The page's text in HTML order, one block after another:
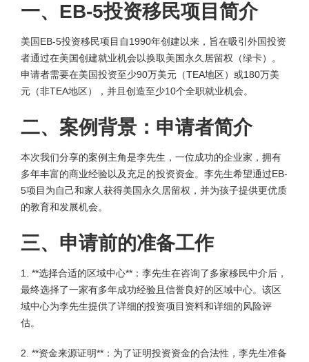
一、EB-5投资移民项目简介
美国EB-5投资移民项目自1990年创建以来，旨在吸引外国投资
者通过在美国创建就业机会以换取美国永久居留权（绿卡）。
申请者需要在美国投资至少90万美元（TEA地区）或180万美
元（非TEA地区），并且创造至少10个全职就业机会。
二、案例背景：申请者简介
本次我们分享的案例主角是李先生，一位成功的企业家，拥有
多年丰富的商业经验以及充足的投资资金。李先生希望通过EB-
5项目为自己和家人获得美国永久居留权，并为孩子提供更优质
的教育和发展机会。
三、申请前的准备工作
1. **选择合适的区域中心**：李先生在咨询了多家移民中介后，
最终选择了一家有多年成功经验且信誉良好的区域中心。该区
域中心为李先生提供了详细的投资项目资料和详细的风险评
估。
2. **资金来源证明**：为了证明投资资金的合法性，李先生准备